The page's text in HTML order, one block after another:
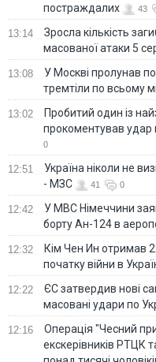
постраждалих
43
13:14
Зросла кількість
масованої атаки 5
13:08
У Москві пролунав
тремтіли по всьому
13:02
Пробитий один із
прокоментував удар
0
12:51
Україна ніколи не
- МЗС
41 0
12:42
У МВС Німеччини
борту Ан-124 в
12:32
Кім Чен Ин отримав
початку війни в
12:22
ЄС затвердив нові
масовані удари по
12:16
Операція "Чесний
екскерівників РТЦК